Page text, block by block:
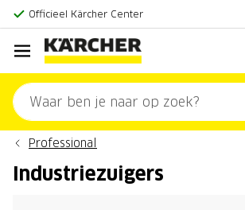
Officieel Kärcher Center
Klantenscore:9,3/10
Professional
Industriezuigers